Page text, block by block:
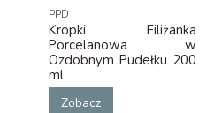
PPD
Kropki Filiżanka
Porcelanowa w
Ozdobnym Pudełku 200
ml
Zobacz